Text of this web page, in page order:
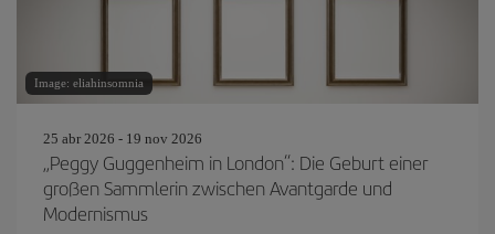
Image: eliahinsomnia
25 abr 2026 - 19 nov 2026
„Peggy Guggenheim in London“: Die Geburt einer
großen Sammlerin zwischen Avantgarde und
Modernismus